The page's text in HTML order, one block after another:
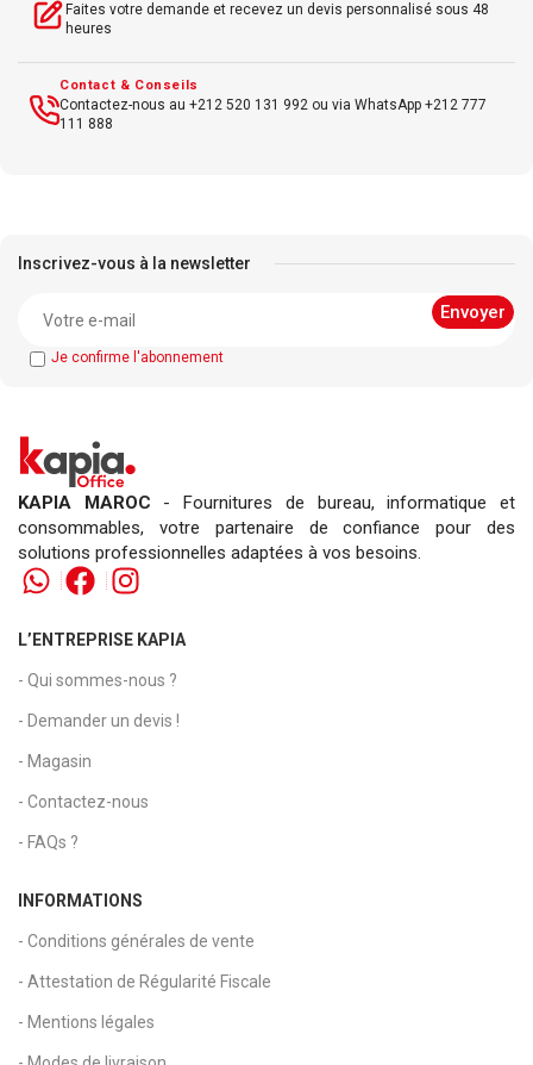
Faites votre demande et recevez un devis personnalisé sous 48
heures
Contact & Conseils
Contactez-nous au +212 520 131 992 ou via WhatsApp +212 777
111 888
Inscrivez-vous à la newsletter
Je confirme l'abonnement
KAPIA MAROC - Fournitures de bureau, informatique et
consommables, votre partenaire de confiance pour des
solutions professionnelles adaptées à vos besoins.
L’ENTREPRISE KAPIA
- Qui sommes-nous ?
- Demander un devis !
- Magasin
- Contactez-nous
- FAQs ?
INFORMATIONS
- Conditions générales de vente
- Attestation de Régularité Fiscale
- Mentions légales